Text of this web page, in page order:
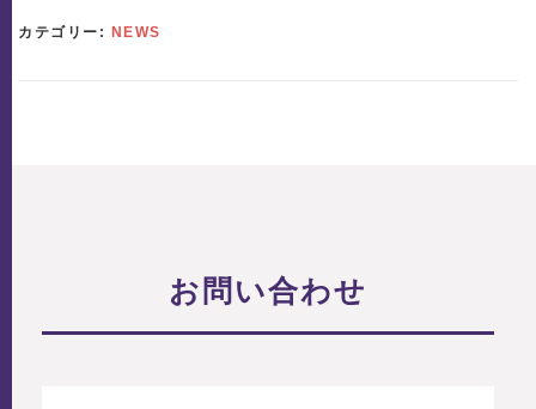
カテゴリー: NEWS
お問い合わせ